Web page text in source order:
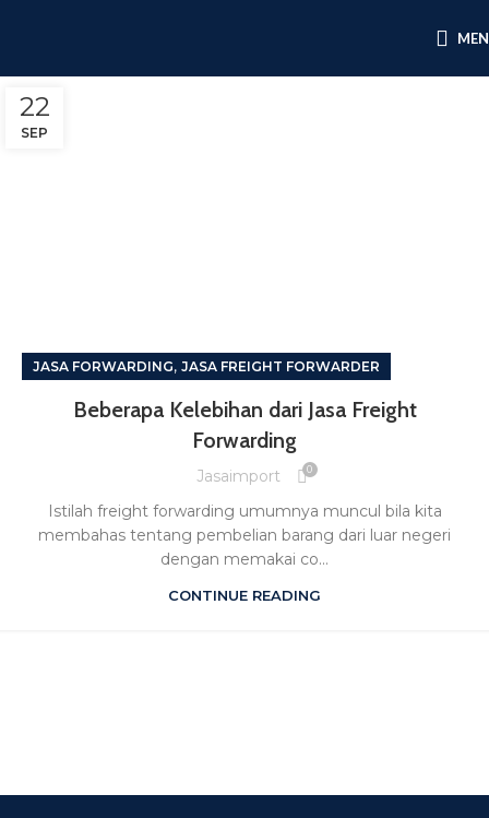
22
SEP
JASA FORWARDING, JASA FREIGHT FORWARDER
Beberapa Kelebihan dari Jasa Freight
Forwarding
Jasaimport 0
Istilah freight forwarding umumnya muncul bila kita
membahas tentang pembelian barang dari luar negeri
dengan memakai co...
CONTINUE READING